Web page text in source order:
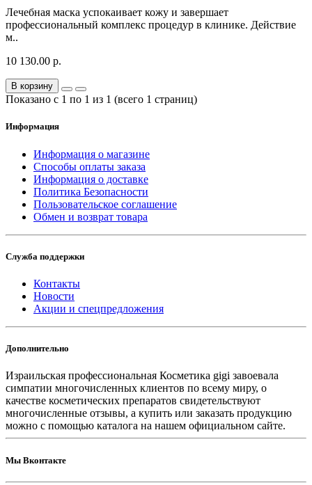
Лечебная маска успокаивает кожу и завершает
профессиональный комплекс процедур в клинике. Действие
м..
10 130.00 р.
В корзину
Показано с 1 по 1 из 1 (всего 1 страниц)
Информация
Информация о магазине
Способы оплаты заказа
Информация о доставке
Политика Безопасности
Пользовательское соглашение
Обмен и возврат товара
Служба поддержки
Контакты
Новости
Акции и спецпредложения
Дополнительно
Израильская профессиональная Косметика gigi завоевала
симпатии многочисленных клиентов по всему миру, о
качестве косметических препаратов свидетельствуют
многочисленные отзывы, а купить или заказать продукцию
можно с помощью каталога на нашем официальном сайте.
Мы Вконтакте